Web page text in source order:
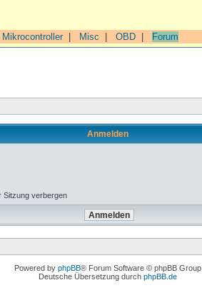
Mikrocontroller| Misc OBD Forum
Anmelden
Sitzung verbergen
Powered by phpBB® Forum Software © phpBB Group
Deutsche Übersetzung durch phpBB.de